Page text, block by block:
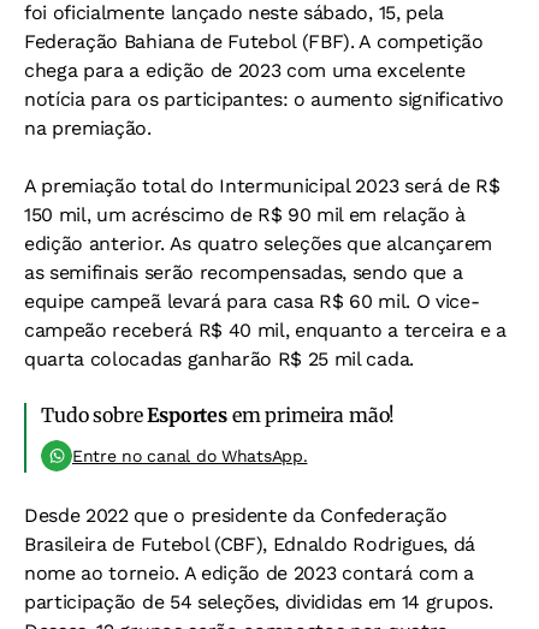
foi oficialmente lançado neste sábado, 15, pela
Federação Bahiana de Futebol (FBF). A competição
chega para a edição de 2023 com uma excelente
notícia para os participantes: o aumento significativo
na premiação.
A premiação total do Intermunicipal 2023 será de R$
150 mil, um acréscimo de R$ 90 mil em relação à
edição anterior. As quatro seleções que alcançarem
as semifinais serão recompensadas, sendo que a
equipe campeã levará para casa R$ 60 mil. O vice-
campeão receberá R$ 40 mil, enquanto a terceira e a
quarta colocadas ganharão R$ 25 mil cada.
Tudo sobreEsportesem primeira mão!
Entre no canal do WhatsApp.
Desde 2022 que o presidente da Confederação
Brasileira de Futebol (CBF), Ednaldo Rodrigues, dá
nome ao torneio. A edição de 2023 contará com a
participação de 54 seleções, divididas em 14 grupos.